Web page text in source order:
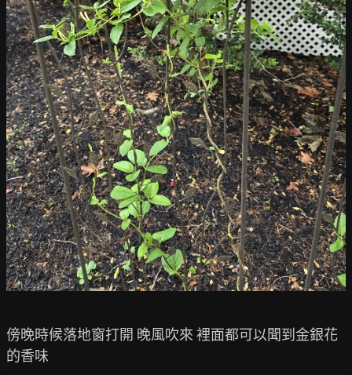
傍晚時候落地窗打開 晚風吹來 裡面都可以聞到金銀花
的香味